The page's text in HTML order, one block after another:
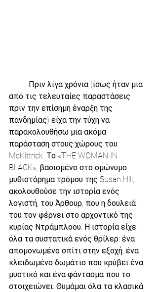
από τις τελευταίες παραστάσεις
πριν την επίσημη έναρξη της
πανδημίας) είχα την τύχη να
παρακολουθήσω μια ακόμα
παράσταση στους χώρους του
McKittrick. Το «THE WOMAN IN
BLACK», βασισμένο στο ομώνυμο
μυθιστόρημα τρόμου της Susan Hill,
ακολουθούσε την ιστορία ενός
λογιστή, του Άρθουρ, που η δουλειά
του τον φέρνει στο αρχοντικό της
κυρίας Ντράμπλοου. Η ιστορία είχε
όλα τα συστατικά ενός θρίλερ: ένα
απομονωμένο σπίτι στην εξοχή, ένα
κλειδωμένο δωμάτιο που κρύβει ένα
μυστικό και ένα φάντασμα που το
στοιχειώνει. Θυμάμαι όλα τα κλασικά